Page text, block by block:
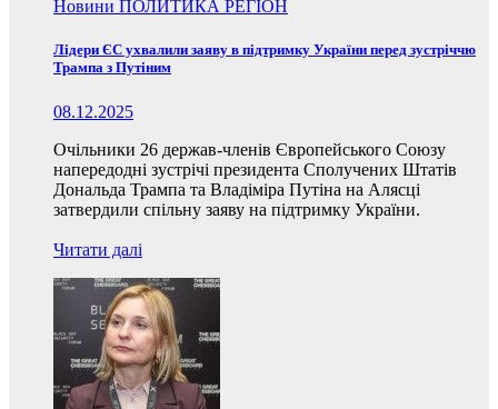
Новини ПОЛИТИКА РЕГІОН
Лідери ЄС ухвалили заяву в підтримку України перед зустріччю
Трампа з Путіним
08.12.2025
Очільники 26 держав-членів Європейського Союзу
напередодні зустрічі президента Сполучених Штатів
Дональда Трампа та Владіміра Путіна на Алясці
затвердили спільну заяву на підтримку України.
Читати далі